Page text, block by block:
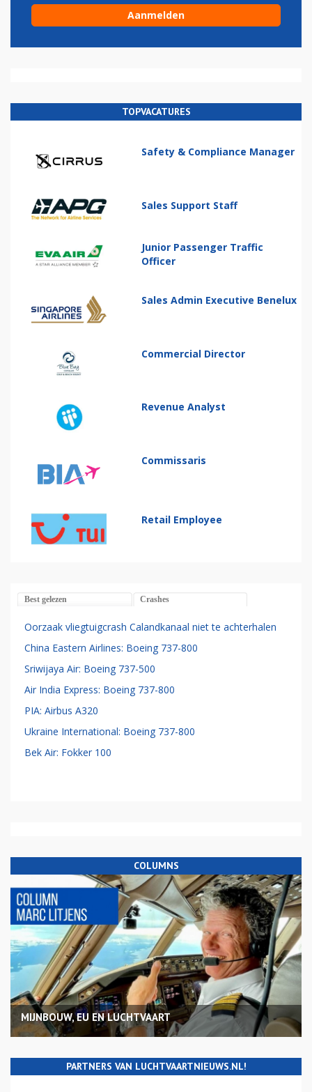
TOPVACATURES
Safety & Compliance Manager
Sales Support Staff
Junior Passenger Traffic
Officer
Sales Admin Executive Benelux
Commercial Director
Revenue Analyst
Commissaris
Retail Employee
Best gelezen Crashes
Oorzaak vliegtuigcrash Calandkanaal niet te achterhalen
China Eastern Airlines: Boeing 737-800
Sriwijaya Air: Boeing 737-500
Air India Express: Boeing 737-800
PIA: Airbus A320
Ukraine International: Boeing 737-800
Bek Air: Fokker 100
COLUMNS
MIJNBOUW, EU EN LUCHTVAART
PARTNERS VAN LUCHTVAARTNIEUWS.NL!